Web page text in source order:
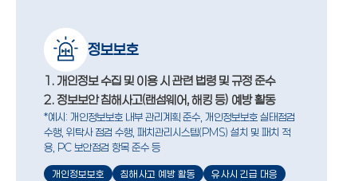
정보보호
1. 개인정보 수집 및 이용 시 관련 법령 및 규정 준수
2. 정보보안 침해사고(랜섬웨어, 해킹 등) 예방 활동
*예시: 개인정보보호 내부 관리계획 준수, 개인정보보호 실태점검
수행, 위탁사 점검 수행, 패치관리시스템(PMS) 설치 및 패치 적
용, PC 보안점검 항목 준수 등
개인정보보호 침해사고 예방 활동 유사시 긴급 대응